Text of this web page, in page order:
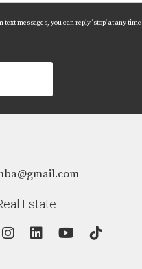
messages, you can reply 'stop' at any
Estate